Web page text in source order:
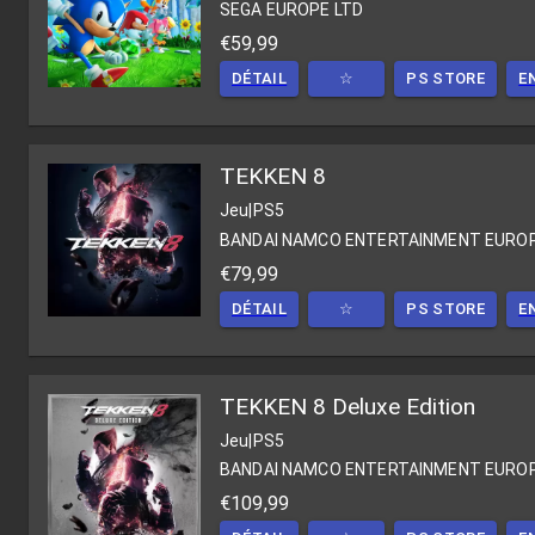
SEGA EUROPE LTD
€59,99
DÉTAIL ☆ PS STORE
TEKKEN 8
Jeu PS5
BANDAI NAMCO ENTERTAINMENT
€79,99
DÉTAIL ☆ PS STORE
TEKKEN 8 Deluxe Edition
Jeu|PS5
BANDAI NAMCO ENTERTAINMENT
€109,99